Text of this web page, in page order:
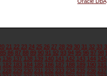
21 22 23 24 25 26 27 28 29 30 31 32 33
85 86 87 88 89 90 91 92 93 94 95 96 97 98
136 137 138 139 140 141 142 143 144 145
182 183 184 185 186 187 188 189 190 191
228 229 230 231 232 233 234 235 236 237